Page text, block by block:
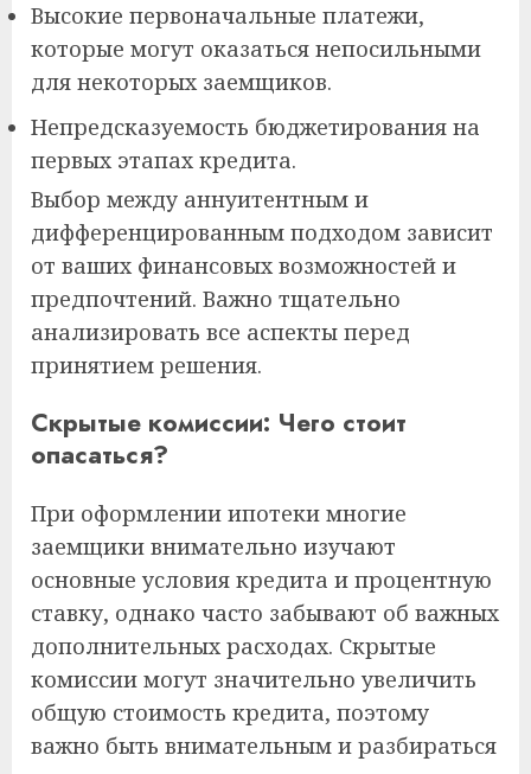
Высокие первоначальные платежи,
которые могут оказаться непосильными
для некоторых заемщиков.
Непредсказуемость бюджетирования на
первых этапах кредита.
Выбор между аннуитентным и
дифференцированным подходом зависит
от ваших финансовых возможностей и
предпочтений. Важно тщательно
анализировать все аспекты перед
принятием решения.
Скрытые комиссии: Чего стоит
опасаться?
При оформлении ипотеки многие
заемщики внимательно изучают
основные условия кредита и процентную
ставку, однако часто забывают об важных
дополнительных расходах. Скрытые
комиссии могут значительно увеличить
общую стоимость кредита, поэтому
важно быть внимательным и разбираться